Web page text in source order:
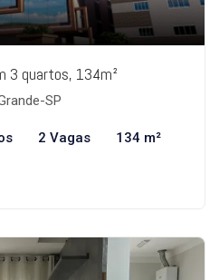
3 quartos, 134m²
SP
2 Vagas 134 m²